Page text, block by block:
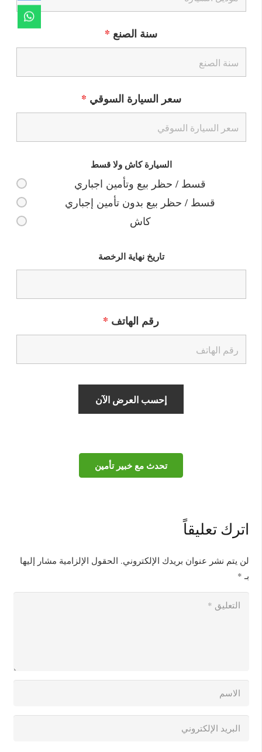
سنة الصنع *
سعر السيارة السوقي *
السيارة كاش ولا قسط
قسط / حظر بيع وتأمين اجباري
قسط / حظر بيع بدون تأمين إجباري
كاش
تاريخ نهاية الرخصة
رقم الهاتف *
تحدث مع خبير تأمين
اترك تعليقاً
لن يتم نشر عنوان بريدك الإلكتروني. الحقول الإلزامية مشار إليها
بـ *